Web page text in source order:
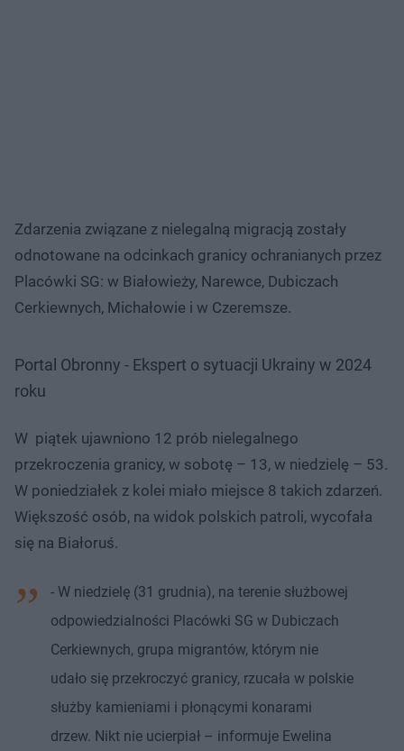
Zdarzenia związane z nielegalną migracją zostały
odnotowane na odcinkach granicy ochranianych przez
Placówki SG: w Białowieży, Narewce, Dubiczach
Cerkiewnych, Michałowie i w Czeremsze.
Portal Obronny - Ekspert o sytuacji Ukrainy w 2024
roku
W piątek ujawniono 12 prób nielegalnego
przekroczenia granicy, w sobotę – 13, w niedzielę – 53.
W poniedziałek z kolei miało miejsce 8 takich zdarzeń.
Większość osób, na widok polskich patroli, wycofała
się na Białoruś.
- W niedzielę (31 grudnia), na terenie służbowej
odpowiedzialności Placówki SG w Dubiczach
Cerkiewnych, grupa migrantów, którym nie
udało się przekroczyć granicy, rzucała w polskie
służby kamieniami i płonącymi konarami
drzew. Nikt nie ucierpiał – informuje Ewelina